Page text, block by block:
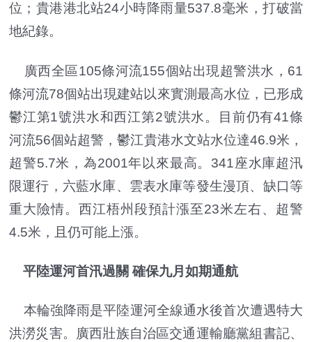
位；貴港港北站24小時降雨量537.8毫米，打破當
地紀錄。
廣西全區105條河流155個站出現超警洪水，61
條河流78個站出現建站以來實測最高水位，已形成
鬱江第1號洪水和西江第2號洪水。目前仍有41條
河流56個站超警，鬱江貴港水文站水位達46.9米，
超警5.7米，為2001年以來最高。341座水庫超汛
限運行，六藍水庫、雲表水庫等發生漫頂、缺口等
重大險情。西江梧州段預計漲至23米左右、超警
4.5米，且仍可能上漲。
平陸運河首汛過關 確保九月如期通航
本輪強降雨是平陸運河全線通水後首次遭遇特大
洪澇災害。廣西壯族自治區交通運輸廳黨組書記、